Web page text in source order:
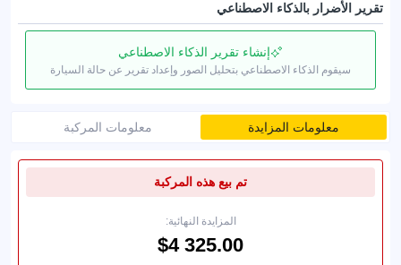
تقرير الأضرار بالذكاء الاصطناعي
إنشاء تقرير الذكاء الاصطناعي
سيقوم الذكاء الاصطناعي بتحليل الصور وإعداد تقرير عن حالة السيارة
معلومات المزايدة معلومات المركبة
تم بيع هذه المركبة
المزايدة النهائية: